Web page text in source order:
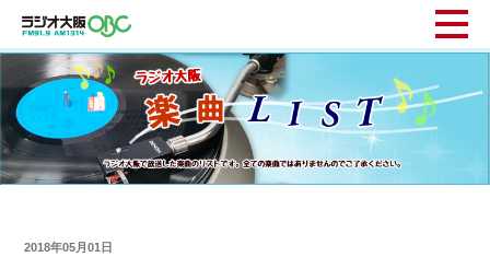
2018年05月01日